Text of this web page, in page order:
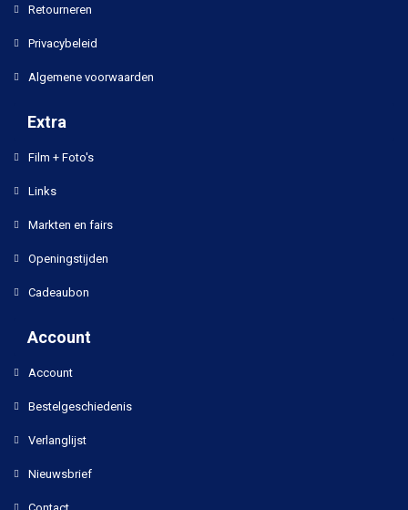
Retourneren
Privacybeleid
Algemene voorwaarden
Extra
Film + Foto's
Links
Markten en fairs
Openingstijden
Cadeaubon
Account
Account
Bestelgeschiedenis
Verlanglijst
Nieuwsbrief